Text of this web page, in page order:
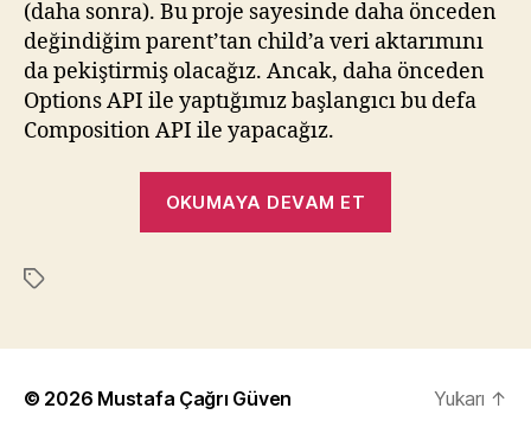
(daha sonra). Bu proje sayesinde daha önceden
değindiğim parent’tan child’a veri aktarımını
da pekiştirmiş olacağız. Ancak, daha önceden
Options API ile yaptığımız başlangıcı bu defa
Composition API ile yapacağız.
OKUMAYA DEVAM ET
Veri
Etiketler
© 2026 Mustafa Çağrı Güven Yukarı ↑